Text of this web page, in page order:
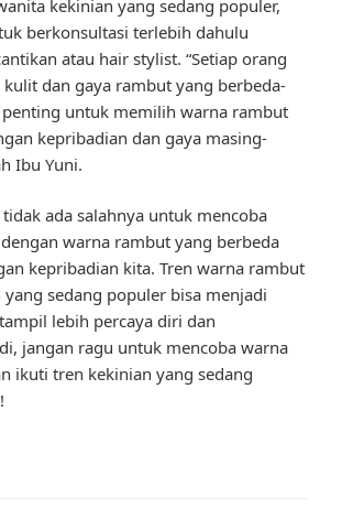
kekinian yang sedang populer,
berkonsultasi terlebih dahulu
atau hair stylist. “Setiap orang
dan gaya rambut yang berbeda-
penting untuk memilih warna rambut
kepribadian dan gaya masing-
Ibu Yuni.
ada salahnya untuk mencoba
warna rambut yang berbeda
kepribadian kita. Tren warna rambut
sedang populer bisa menjadi
lebih percaya diri dan
jangan ragu untuk mencoba warna
ikuti tren kekinian yang sedang